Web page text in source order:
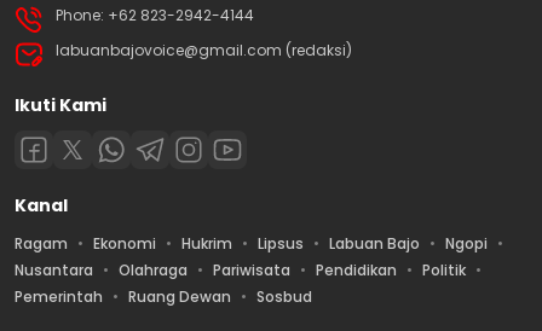
Phone: +62 823-2942-4144
labuanbajovoice@gmail.com (redaksi)
Ikuti Kami
Kanal
Ragam Ekonomi Hukrim Lipsus Labuan Bajo
Ngopi
Nusantara
Olahraga Pariwisata Pendidikan
Politik
Pemerintah
Ruang Dewan Sosbud